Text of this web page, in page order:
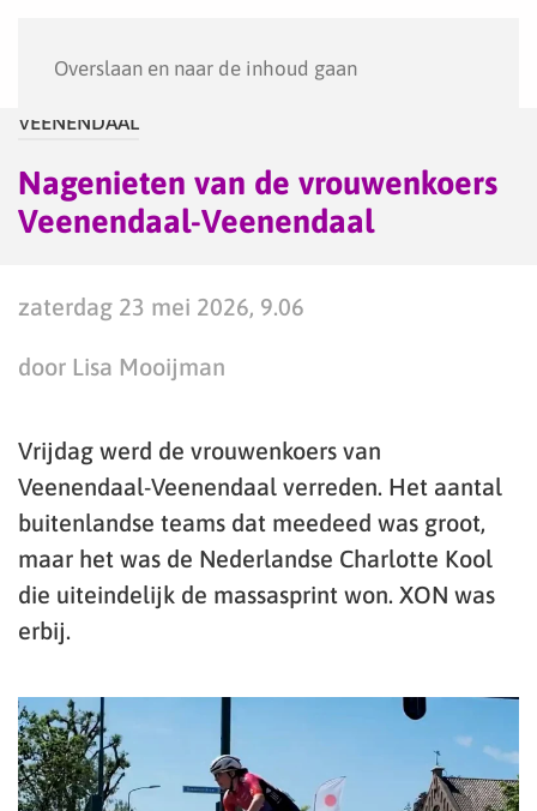
Overslaan en naar de inhoud gaan
VEENENDAAL
Nagenieten van de vrouwenkoers
Veenendaal-Veenendaal
zaterdag 23 mei 2026, 9.06
door Lisa Mooijman
Vrijdag werd de vrouwenkoers van
Veenendaal-Veenendaal verreden. Het aantal
buitenlandse teams dat meedeed was groot,
maar het was de Nederlandse Charlotte Kool
die uiteindelijk de massasprint won. XON was
erbij.